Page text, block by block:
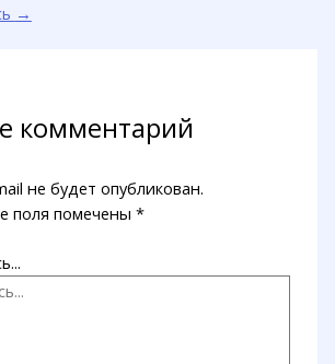
→
комментарий
не будет опубликован.
поля помечены*